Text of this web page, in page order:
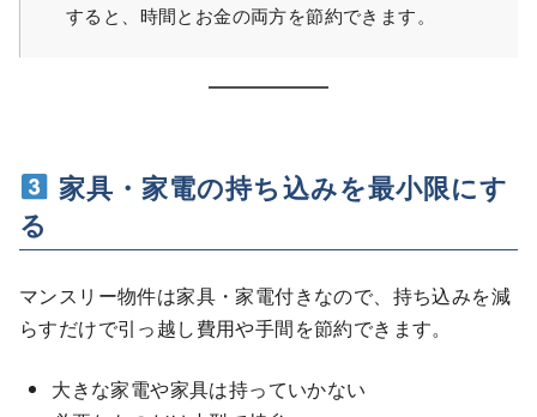
すると、時間とお金の両方を節約できます。
家具・家電の持ち込みを最小限にす
る
マンスリー物件は家具・家電付きなので、持ち込みを減
らすだけで引っ越し費用や手間を節約できます。
大きな家電や家具は持っていかない